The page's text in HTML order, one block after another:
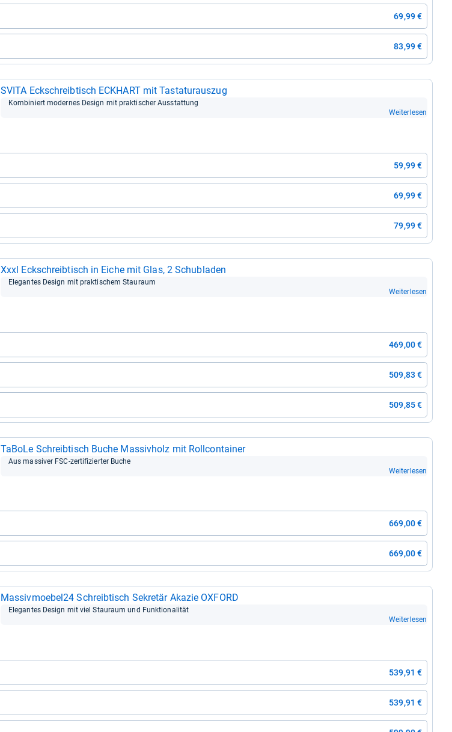
69,99 €
83,99 €
SVITA Eck­schreib­tisch ECK­HART mit Tasta­tur­aus­zug
Kom­bi­niert moder­nes Design mit prak­ti­scher Aus­stat­tung
Weiterlesen
59,99 €
69,99 €
79,99 €
Xxxl Eck­schreib­tisch in Eiche mit Glas, 2 Schub­la­den
Ele­gan­tes Design mit prak­ti­schem Stau­raum
Weiterlesen
469,00 €
509,83 €
509,85 €
TaBoLe Schreib­tisch Buche Mas­siv­holz mit Roll­con­tai­ner
Aus mas­si­ver FSC-​zer­ti­fi­zier­ter Buche
Weiterlesen
669,00 €
669,00 €
Mas­siv­mo­ebel24 Schreib­tisch Sekre­tär Aka­zie OXFORD
Ele­gan­tes Design mit viel Stau­raum und Funk­tio­na­li­tät
Weiterlesen
539,91 €
539,91 €